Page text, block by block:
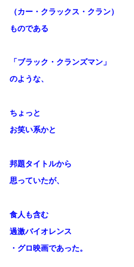
（カー・クラックス・クラン）
ものである
「ブラック・クランズマン」
のような、
ちょっと
お笑い系かと
邦題タイトルから
思っていたが、
食人も含む
過激バイオレンス
・グロ映画であった。